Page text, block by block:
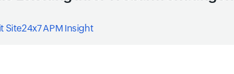
APM Insight